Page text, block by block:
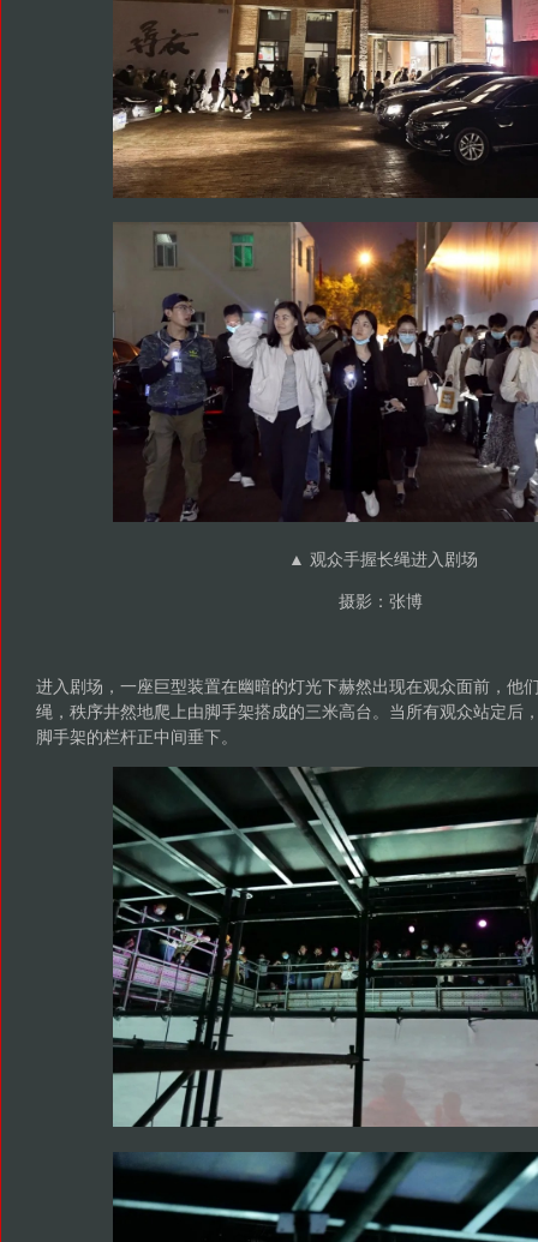
▲ 观众手握长绳进入剧场
摄影：张博
进入剧场，一座巨型装置在幽暗的灯光下赫然出现在观众面前，他
绳，秩序井然地爬上由脚手架搭成的三米高台。当所有观众站定后
脚手架的栏杆正中间垂下。